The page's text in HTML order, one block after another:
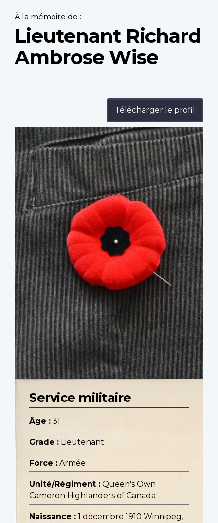
À la mémoire de :
Lieutenant Richard
Ambrose Wise
Télécharger le profil
Profile
image
Service militaire
Âge : 31
Grade : Lieutenant
Force : Armée
Unité/Régiment : Queen's Own
Cameron Highlanders of Canada
Naissance : 1 décembre 1910 Winnipeg,